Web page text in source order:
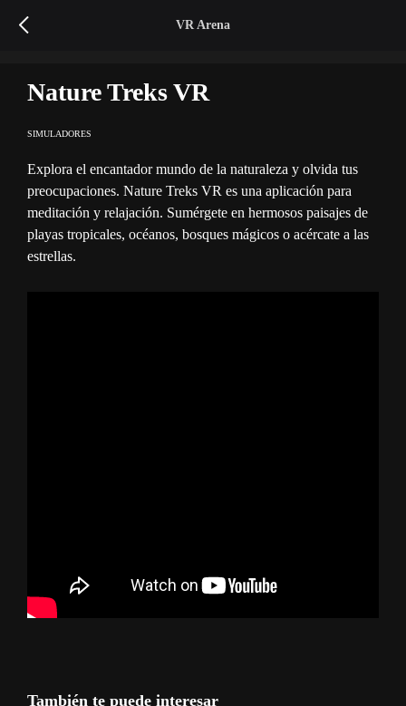
VR Arena
Nature Treks VR
SIMULADORES
Explora el encantador mundo de la naturaleza y olvida tus
preocupaciones. Nature Treks VR es una aplicación para
meditación y relajación. Sumérgete en hermosos paisajes de
playas tropicales, océanos, bosques mágicos o acércate a las
estrellas.
También te puede interesar